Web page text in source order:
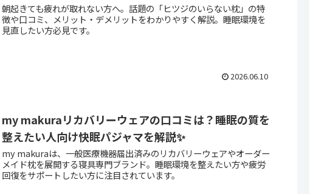
朝起きても疲れが取れない方へ。話題の「ヒツジのいらない枕」の特
徴や口コミ、メリット・デメリットをわかりやすく解説。睡眠環境を
見直したい方必見です。
2026.06.10
my makuraリカバリーウェアの口コミは？睡眠の質を
整えたい人向け快眠パジャマを解説✨
my makuraは、一般医療機器届出済みのリカバリーウェアやオーダー
メイド枕を展開する寝具専門ブランド。睡眠環境を整えたい方や疲労
回復をサポートしたい方に注目されています。